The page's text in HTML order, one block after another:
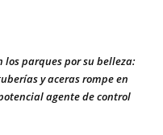
los parques por su belleza:
y aceras rompe en
agente de control